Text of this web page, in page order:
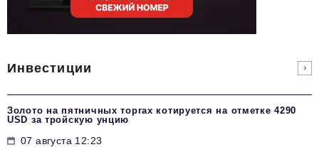
Инвестиции
Золото на пятничных торгах котируется на отметке 4290
USD за тройскую унцию
07 августа 12:23